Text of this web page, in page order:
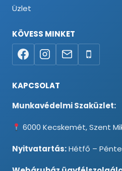
Üzlet
KÖVESS MINKET
KAPCSOLAT
Munkavédelmi Szaküzlet:
6000 Kecskemét, Szent
Nyitvatartás:Hétfő –